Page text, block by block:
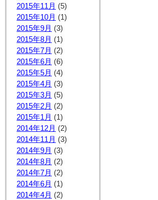
2015年11月 (5)
2015年10月 (1)
2015年9月 (3)
2015年8月 (1)
2015年7月 (2)
2015年6月 (6)
2015年5月 (4)
2015年4月 (3)
2015年3月 (5)
2015年2月 (2)
2015年1月 (1)
2014年12月 (2)
2014年11月 (3)
2014年9月 (3)
2014年8月 (2)
2014年7月 (2)
2014年6月 (1)
2014年4月 (2)